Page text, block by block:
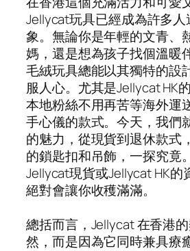
Jellycat玩具已經成為許多
象。無論你是年輕的文青、
媽，還是想為孩子找個溫暖
毛絨玩具總能以其獨特的設
服人心。尤其是Jellycat HK
本地粉絲不用再苦等海外運
手心儀的款式。今天，我們
的魅力，從現貨到退休款式
的鎖匙扣和吊飾，一探究竟
Jellycat現貨或Jellycat HK的
絕對會讓你收穫滿滿。
總括而言，Jellycat 在香港
然，而是因為它同時兼具療